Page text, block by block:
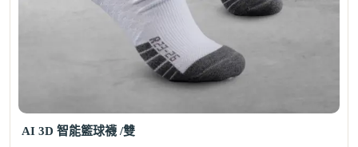
AI 3D 智能籃球襪 /雙